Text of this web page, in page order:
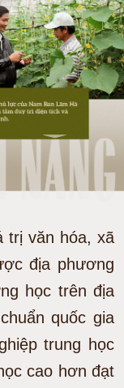
trị văn hóa, xã
địa phương
học trên địa
quốc gia
trung học
cao hơn đạt